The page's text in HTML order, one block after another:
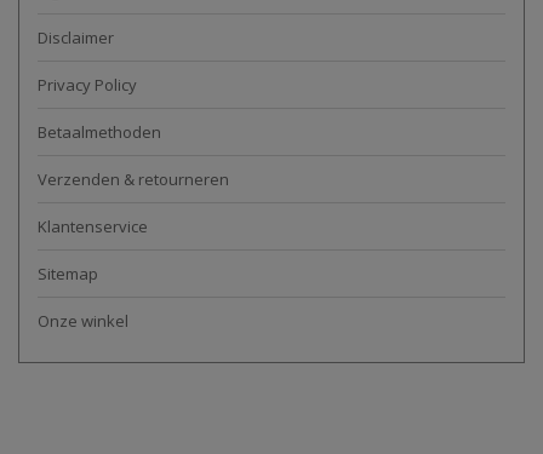
Disclaimer
Privacy Policy
Betaalmethoden
Verzenden & retourneren
Klantenservice
Sitemap
Onze winkel